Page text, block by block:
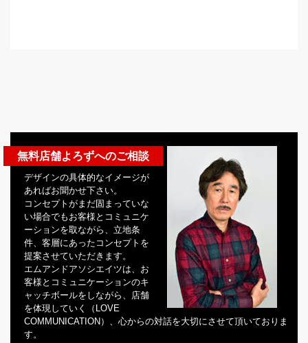
無料店舗よろずへのご相談
デザインの具体的なイメージが
あればお聞かせ下さい。
コンセプトがまだ固まっていな
い場合でもお客様とコミュニケ
ーションを取ながら、立地条
件、客層にあったコンセプトを
提案させていただきます。
エムアンドアソシエイツは、お
客様とコミュニケーションのキ
ャッチボールをしながら、店舗
を体現していく（LOVE
COMMUNICATION）、心からの対話を大切にさせて頂いておりま
す。